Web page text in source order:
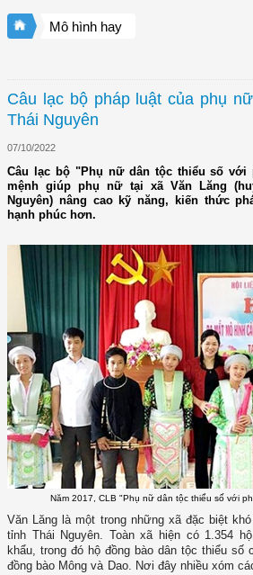
Mô hình hay
Câu lạc bộ pháp luật của phụ
Thái Nguyên
07/10/2022
Câu lạc bộ "Phụ nữ dân tộc thiểu số
mệnh giúp phụ nữ tại xã Văn Lăng
Nguyên) nâng cao kỹ năng, kiến thức
hạnh phúc hơn.
Năm 2017, CLB "Phụ nữ dân tộc thiểu số với
Văn Lăng là một trong những xã đặc biệt
tỉnh Thái Nguyên. Toàn xã hiện có 1.354
khẩu, trong đó hộ đồng bào dân tộc thiểu số
đồng bào Mông và Dao. Nơi đây nhiều xóm